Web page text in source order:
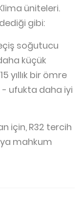
üniteleri.
gibi:
soğutucu
küçük
yıllık bir ömre
ufukta daha iyi
için, R32 tercih
mahkum